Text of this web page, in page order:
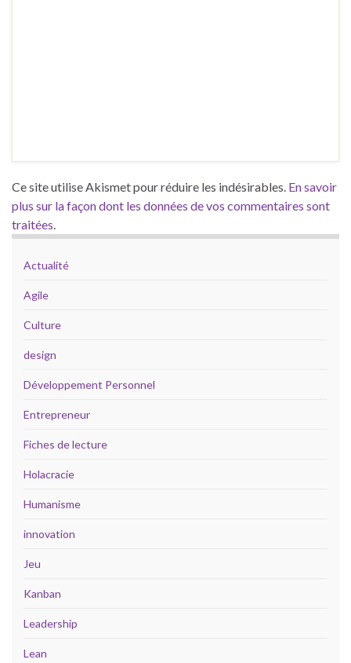
Ce site utilise Akismet pour réduire les indésirables. En savoir
plus sur la façon dont les données de vos commentaires sont
traitées.
Actualité
Agile
Culture
design
Développement Personnel
Entrepreneur
Fiches de lecture
Holacracie
Humanisme
innovation
Jeu
Kanban
Leadership
Lean